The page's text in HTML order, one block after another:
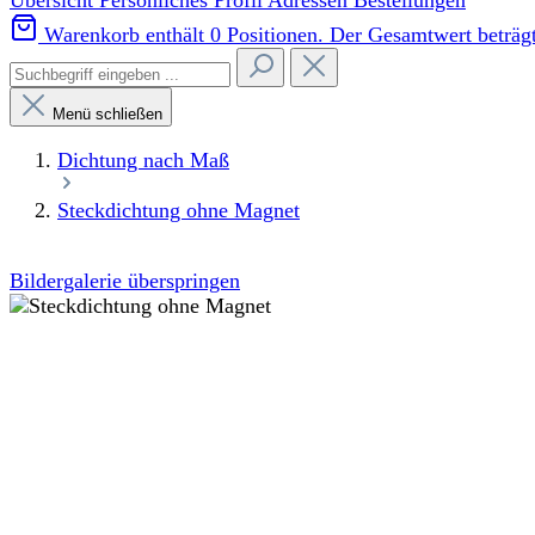
Warenkorb enthält 0 Positionen. Der Gesamtwert
Menü schließen
Dichtung nach Maß
Steckdichtung ohne Magnet
Bildergalerie überspringen